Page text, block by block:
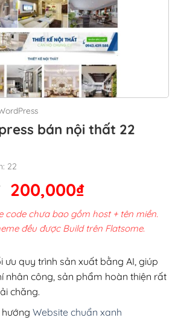
bán nội thất 22
22
Giá
gốc
là:
2,800,000₫.
200,000₫Giá
hiện
tại
200,000₫.
code chưa bao gồm host + tên miền.
đều được Build trên Flatsome.
ưu quy trình sản xuất bằng AI, giúp
nhân công, sản phẩm hoàn thiện rất
chăng.
hướng Website chuẩn xanh